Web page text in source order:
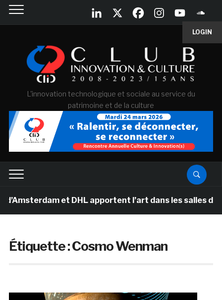
LOGIN
L'innovation technologique et sociale au service du
patrimoine et de la culture
et DHL apportent l’art dans les salles de
Étiquette :Cosmo Wenman